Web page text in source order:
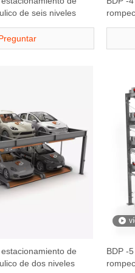
BDP -4 - Sistema de
de seis niveles
de
de dos niveles
BDP -